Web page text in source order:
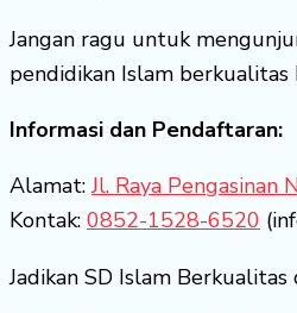
Jangan ragu untuk
pendidikan Islam berkualitas
Informasi dan Pendaftaran:
Alamat:Jl. Raya Pengasinan
Kontak: 0852-1528-6520
Jadikan SD Islam